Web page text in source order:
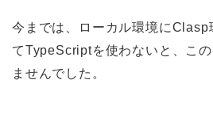
今までは、ローカル環境にClasp
てTypeScriptを使わないと、こ
ませんでした。